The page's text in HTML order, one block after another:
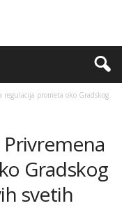
prometa oko Gradskog
Gradskog
svetih